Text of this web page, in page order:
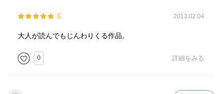
5 2013.02.04
大人が読んでもじんわりくる作品。
0 詳細をみる